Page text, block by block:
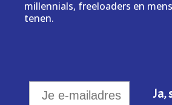
millennials, freeloaders en
tenen.